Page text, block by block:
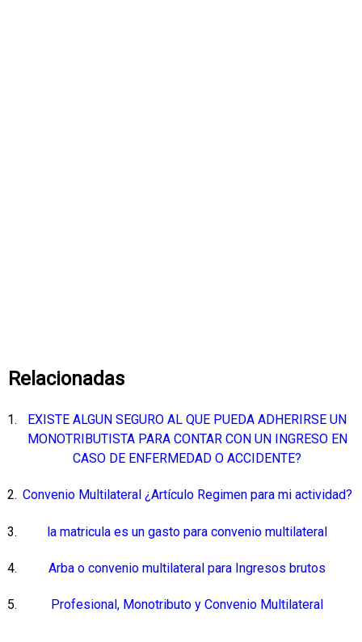
Relacionadas
EXISTE ALGUN SEGURO AL QUE PUEDA ADHERIRSE UN
MONOTRIBUTISTA PARA CONTAR CON UN INGRESO EN
CASO DE ENFERMEDAD O ACCIDENTE?
Convenio Multilateral ¿Artículo Regimen para mi actividad?
la matricula es un gasto para convenio multilateral
Arba o convenio multilateral para Ingresos brutos
Profesional, Monotributo y Convenio Multilateral